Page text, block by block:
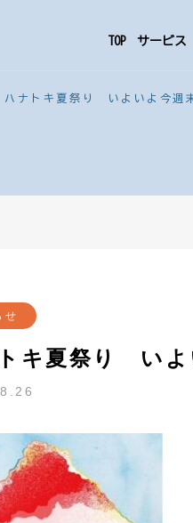
TOP サービス
ハナトキ夏祭り いよいよ今週
せ
キ夏祭り いよ